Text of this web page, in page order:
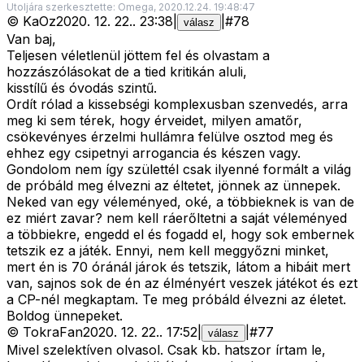
Utoljára szerkesztette: Omega, 2020.12.24. 19:48:47
© KaOz2020. 12. 22.. 23:38 válasz #78
Van baj,
Teljesen véletlenül jöttem fel és olvastam a
hozzászólásokat de a tied kritikán aluli,
kisstílű és óvodás szintű.
Ordít rólad a kissebségi komplexusban szenvedés, arra
meg ki sem térek, hogy érveidet, milyen amatőr,
csökevényes érzelmi hullámra felülve osztod meg és
ehhez egy csipetnyi arrogancia és készen vagy.
Gondolom nem így születtél csak ilyenné formált a világ
de próbáld meg élvezni az éltetet, jönnek az ünnepek.
Neked van egy véleményed, oké, a többieknek is van de
ez miért zavar? nem kell ráerőltetni a saját véleményed
a többiekre, engedd el és fogadd el, hogy sok embernek
tetszik ez a játék. Ennyi, nem kell meggyőzni minket,
mert én is 70 óránál járok és tetszik, látom a hibáit mert
van, sajnos sok de én az élményért veszek játékot és ezt
a CP-nél megkaptam. Te meg próbáld élvezni az életet.
Boldog ünnepeket.
© TokraFan2020. 12. 22.. 17:52 válasz #77
Mivel szelektíven olvasol. Csak kb. hatszor írtam le,